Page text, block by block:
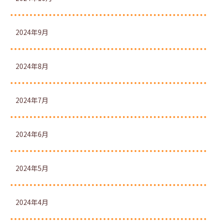
2024年9月
2024年8月
2024年7月
2024年6月
2024年5月
2024年4月